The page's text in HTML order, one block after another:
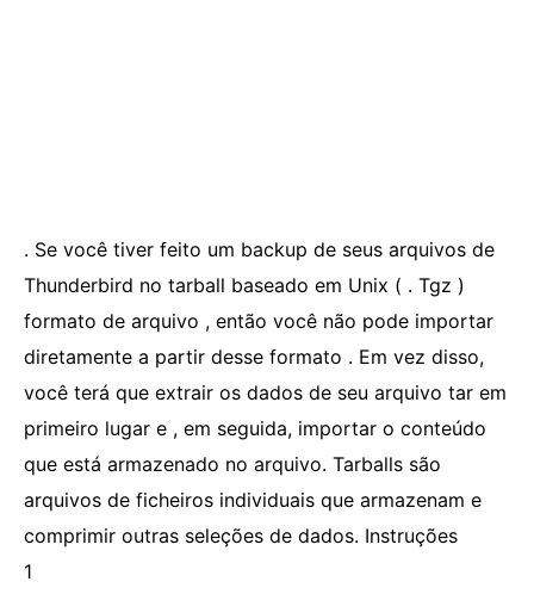
. Se você tiver feito um backup de seus arquivos de
Thunderbird no tarball baseado em Unix ( . Tgz )
formato de arquivo , então você não pode importar
diretamente a partir desse formato . Em vez disso,
você terá que extrair os dados de seu arquivo tar em
primeiro lugar e , em seguida, importar o conteúdo
que está armazenado no arquivo. Tarballs são
arquivos de ficheiros individuais que armazenam e
comprimir outras seleções de dados. Instruções
1